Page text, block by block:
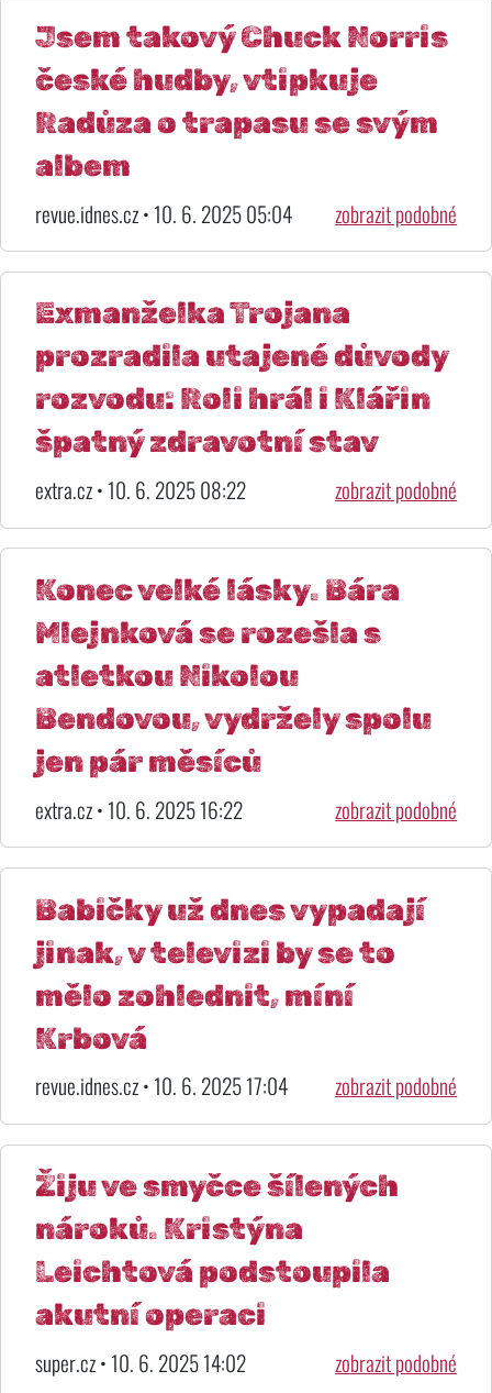
Jsem takový Chuck Norris
české hudby, vtipkuje
Radůza o trapasu se svým
albem
revue.idnes.cz • 10. 6. 2025 05:04 zobrazit podobné
Exmanželka Trojana
prozradila utajené důvody
rozvodu: Roli hrál i Klářin
špatný zdravotní stav
extra.cz • 10. 6. 2025 08:22 zobrazit podobné
Konec velké lásky. Bára
Mlejnková se rozešla s
atletkou Nikolou
Bendovou, vydržely spolu
jen pár měsíců
extra.cz • 10. 6. 2025 16:22 zobrazit podobné
Babičky už dnes vypadají
jinak, v televizi by se to
mělo zohlednit, míní
Krbová
revue.idnes.cz • 10. 6. 2025 17:04 zobrazit podobné
Žiju ve smyčce šílených
nároků. Kristýna
Leichtová podstoupila
akutní operaci
super.cz • 10. 6. 2025 14:02 zobrazit podobné